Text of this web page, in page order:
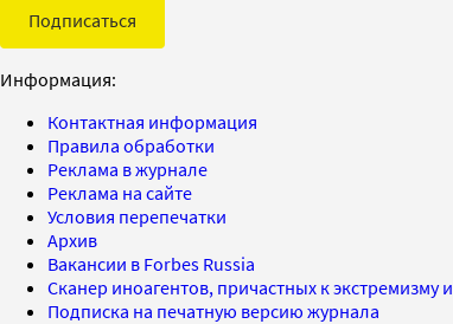
Подписаться
Информация:
Контактная информация
Правила обработки
Реклама в журнале
Реклама на сайте
Условия перепечатки
Архив
Вакансии в Forbes Russia
Сканер иноагентов, причастных к
Подписка на печатную версию журнала